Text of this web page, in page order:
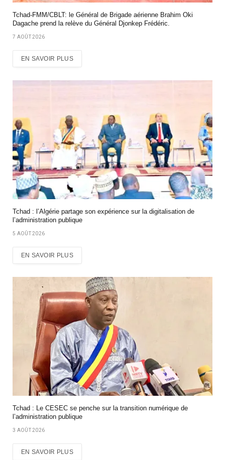
Tchad-FMM/CBLT: le Général de Brigade aérienne Brahim Oki
Dagache prend la relève du Général Djonkep Frédéric.
7 AOÛT 2026
EN SAVOIR PLUS
Tchad : l’Algérie partage son expérience sur la digitalisation de
l’administration publique
5 AOÛT 2026
EN SAVOIR PLUS
Tchad : Le CESEC se penche sur la transition numérique de
l’administration publique
3 AOÛT 2026
EN SAVOIR PLUS